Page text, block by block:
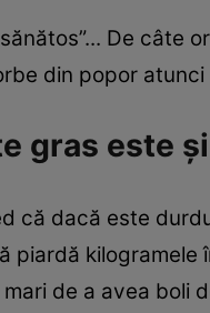
De câte
din popor
gras este
că dacă este
piardă
de a avea boli